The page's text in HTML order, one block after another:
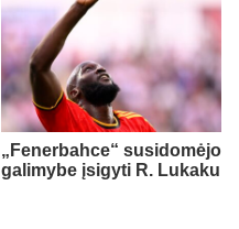
„Fenerbahce“ susidomėjo
galimybe įsigyti R. Lukaku